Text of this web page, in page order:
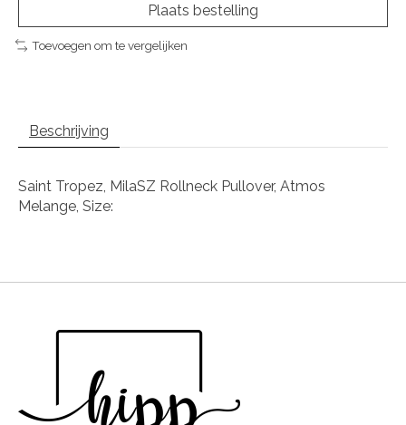
Plaats bestelling
Toevoegen om te vergelijken
Beschrijving
Saint Tropez, MilaSZ Rollneck Pullover, Atmos
Melange, Size: